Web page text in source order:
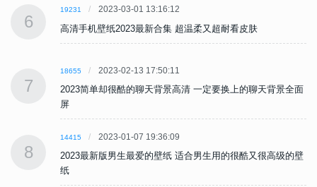
6
19231 2023-03-01 13:16:12
高清手机壁纸2023最新合集 超温柔又超耐看皮肤
7
18655 2023-02-13 17:50:11
2023简单却很酷的聊天背景高清 一定要换上的聊天背景全面
屏
8
14415 2023-01-07 19:36:09
2023最新版男生最爱的壁纸 适合男生用的很酷又很高级的壁
纸